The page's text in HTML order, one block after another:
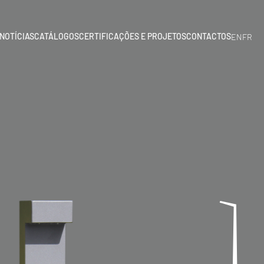
NOTÍCIASCATÁLOGOSCERTIFICAÇÕES E PROJETOSCONTACTOSENFR